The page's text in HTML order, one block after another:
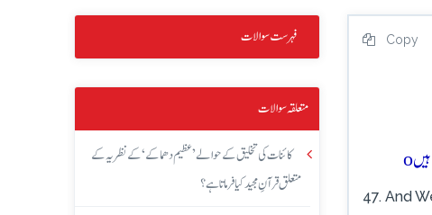
Copy
o
47. And
فہرست سوالات
متعلقہ سوالات
کائنات کی تخلیق کے حوالے ’عظیم دھماکے‘ کے نظریہ کے
متعلق قرآنِ مجید کیا فرماتا ہے؟